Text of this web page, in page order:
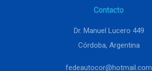
Contacto
Dr. Manuel Lucero 449
Córdoba, Argentina
fedeautocor@hotmail.com